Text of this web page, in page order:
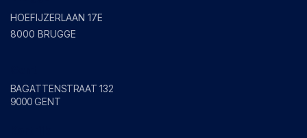
HOEFIJZERLAAN 17E
8000 BRUGGE
BAGATTENSTRAAT 132
9000 GENT